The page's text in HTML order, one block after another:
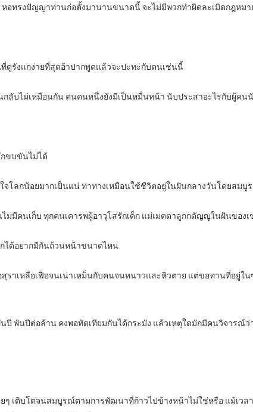
ทรงปัญญาท่านก่อตั้งมานานขนาดนี้ จะไม่มีพวกทำผิดละเมิดกฎหมาย
ดูรังแกง่ายที่สุดอ้าปากพูดแล้วจะปะทะกับตนเช่นนี้
กลับไม่เหมือนกัน คนคนหนึ่งยังมีเป็นหมื่นหน้า นับประสาอะไรกับผู้คน
ขบขันไม่ได้
โลกน้อยมากเป็นแน่ ท่าทางเหมือนใช้ชีวิตอยู่ในฝันกลางวันโดยสมบู
มีคนเก็บ ทุกคนเคารพผู้อาวุโสรักเด็ก แม่เมตตาลูกกตัญญูในฝันของเ
กได้อยากมีกันถ้วนหน้าขนาดไหน
สุราเหลือเฟือจนเน่าเหม็นกับคนจนหนาวและหิวตาย แต่ขอทานที่อยู่
พันปีต่อล้าน คงพอทัดเทียมกันได้กระมัง แล้วเหตุใดมักมีคนวิจารณ์
เติบโตจนสมบูรณ์ตามการพัฒนาที่ก้าวไปข้างหน้าไม่ใช่หรือ แม้เวล